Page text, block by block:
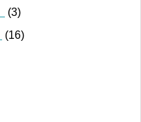
(3)
(16)